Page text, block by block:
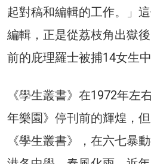
起對稿和編輯的工作。」
編輯，正是從荔枝角出獄
前的庇理羅士被捕14女生中
《學生叢書》在1972年左
年樂園》停刊前的輝煌，
《學生叢書》，在六七暴